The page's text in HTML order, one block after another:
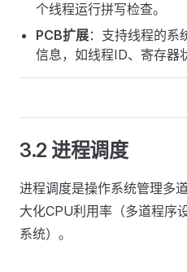
个线程运行拼写检查。
PCB扩展：支持线程的系
信息，如线程ID、寄存器
3.2 进程调度
进程调度是操作系统管理多
大化CPU利用率（多道程序
系统）。